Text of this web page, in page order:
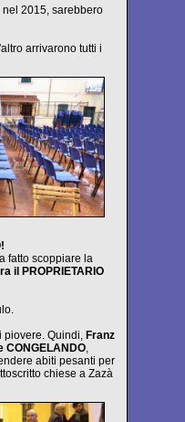
2015, sarebbero
arrivarono tutti i
fatto scoppiare la
il PROPRIETARIO
Quindi, Franz
abiti pesanti per
chiese a Zazà